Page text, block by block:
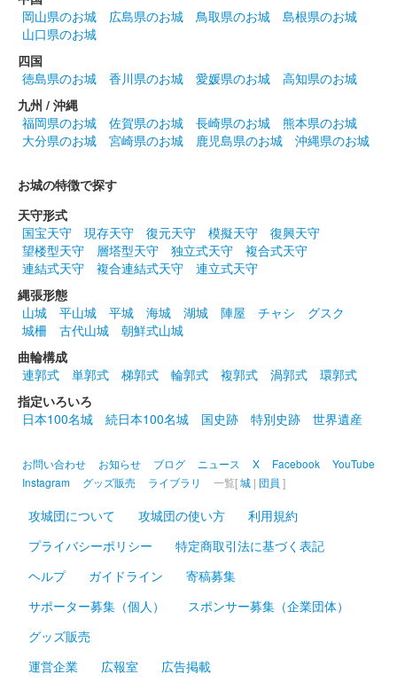
岡山県のお城
広島県のお城 鳥取県のお城
島根県のお城
山口県のお城
四国
徳島県のお城
香川県のお城 愛媛県のお城
高知県のお城
九州 / 沖縄
福岡県のお城
佐賀県のお城 長崎県のお城
熊本県のお城
大分県のお城
宮崎県のお城 鹿児島県のお城 沖縄県のお城
お城の特徴で探す
天守形式
国宝天守
現存天守 復元天守 模擬天守
復興天守
望楼型天守
層塔型天守 独立式天守
複合式天守
連結式天守
複合連結式天守
連立式天守
縄張形態
山城
平山城 平城 海城 湖城 陣屋 チャシ
グスク
城柵
古代山城
朝鮮式山城
曲輪構成
連郭式
単郭式 梯郭式 輪郭式 複郭式 渦郭式
環郭式
指定いろいろ
日本100名城
続日本100名城 国史跡 特別史跡 世界遺産
お問い合わせ お知らせ ブログ ニュース X Facebook
YouTube
Instagram
グッズ販売 ライブラリ 一覧[城 | 団員 ]
攻城団について 攻城団の使い方
利用規約
プライバシーポリシー
特定商取引法に基づく表記
ヘルプ
ガイドライン
寄稿募集
サポーター募集（個人）
スポンサー募集（企業団体）
グッズ販売
運営企業
広報室 広告掲載